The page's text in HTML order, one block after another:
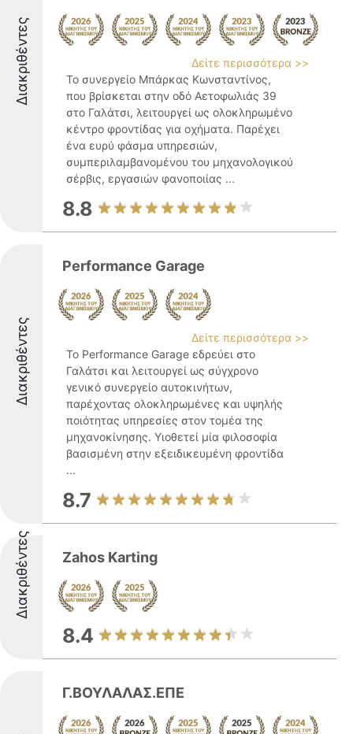
Διακριθέντες
Δείτε περισσότερα >>
Το συνεργείο Μπάρκας Κωνσταντίνος,
που βρίσκεται στην οδό Αετοφωλιάς 39
στο Γαλάτσι, λειτουργεί ως ολοκληρωμένο
κέντρο φροντίδας για οχήματα. Παρέχει
ένα ευρύ φάσμα υπηρεσιών,
συμπεριλαμβανομένου του μηχανολογικού
σέρβις, εργασιών φανοποιίας ...
8.8
Διακριθέντες
Performance Garage
Δείτε περισσότερα >>
Το Performance Garage εδρεύει στο
Γαλάτσι και λειτουργεί ως σύγχρονο
γενικό συνεργείο αυτοκινήτων,
παρέχοντας ολοκληρωμένες και υψηλής
ποιότητας υπηρεσίες στον τομέα της
μηχανοκίνησης. Υιοθετεί μία φιλοσοφία
βασισμένη στην εξειδικευμένη φροντίδα
...
8.7
Διακριθέντες Zahos Karting
8.4
Γ.ΒΟΥΛΑΛΑΣ.ΕΠΕ